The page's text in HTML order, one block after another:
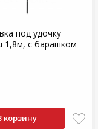
под удочку
1,8м, с барашком
корзину